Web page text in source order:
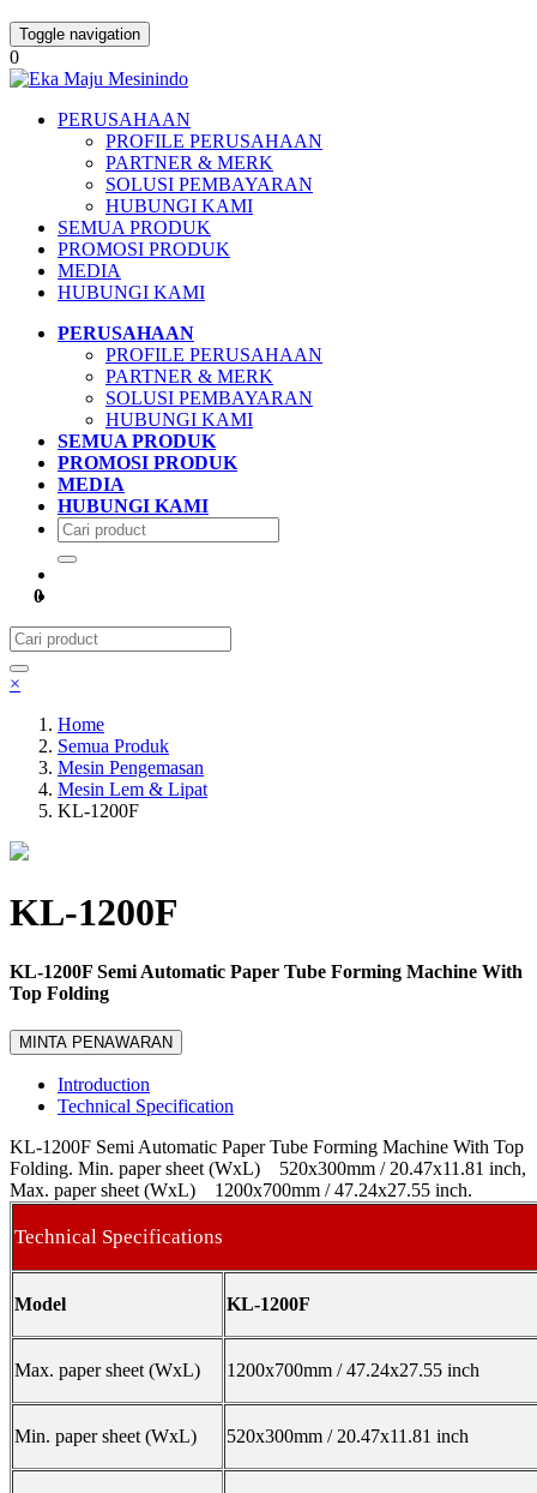
Toggle navigation
0
PERUSAHAAN
PROFILE PERUSAHAAN
PARTNER & MERK
SOLUSI PEMBAYARAN
HUBUNGI KAMI
SEMUA PRODUK
PROMOSI PRODUK
MEDIA
HUBUNGI KAMI
PERUSAHAAN
PROFILE PERUSAHAAN
PARTNER & MERK
SOLUSI PEMBAYARAN
HUBUNGI KAMI
SEMUA PRODUK
PROMOSI PRODUK
MEDIA
HUBUNGI KAMI
0
×
Home
Semua Produk
Mesin Pengemasan
Mesin Lem & Lipat
KL-1200F
KL-1200F
KL-1200F Semi Automatic Paper Tube Forming Machine With
Top Folding
MINTA PENAWARAN
Introduction
Technical Specification
KL-1200F Semi Automatic Paper Tube Forming Machine With Top
Folding. Min. paper sheet (WxL) 520x300mm / 20.47x11.81 inch,
Max. paper sheet (WxL) 1200x700mm / 47.24x27.55 inch.
Technical Specifications
Model KL-1200F
Max. paper sheet (WxL) 1200x700mm / 47.24x27.55 inch
Min. paper sheet (WxL) 520x300mm / 20.47x11.81 inch